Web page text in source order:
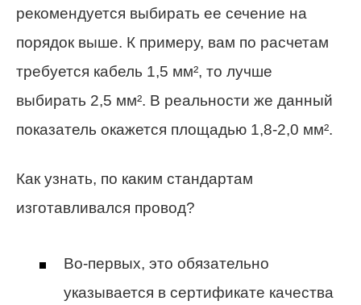
рекомендуется выбирать ее сечение на
порядок выше. К примеру, вам по расчетам
требуется кабель 1,5 мм², то лучше
выбирать 2,5 мм². В реальности же данный
показатель окажется площадью 1,8-2,0 мм².
Как узнать, по каким стандартам
изготавливался провод?
Во-первых, это обязательно
указывается в сертификате качества